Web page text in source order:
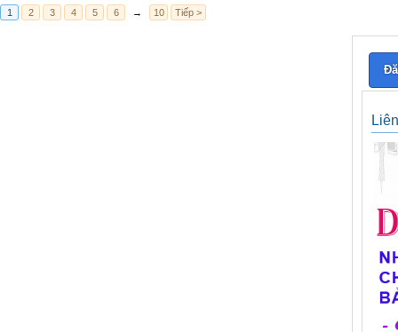
1 2 3 4 5 6 → 10 Tiếp >